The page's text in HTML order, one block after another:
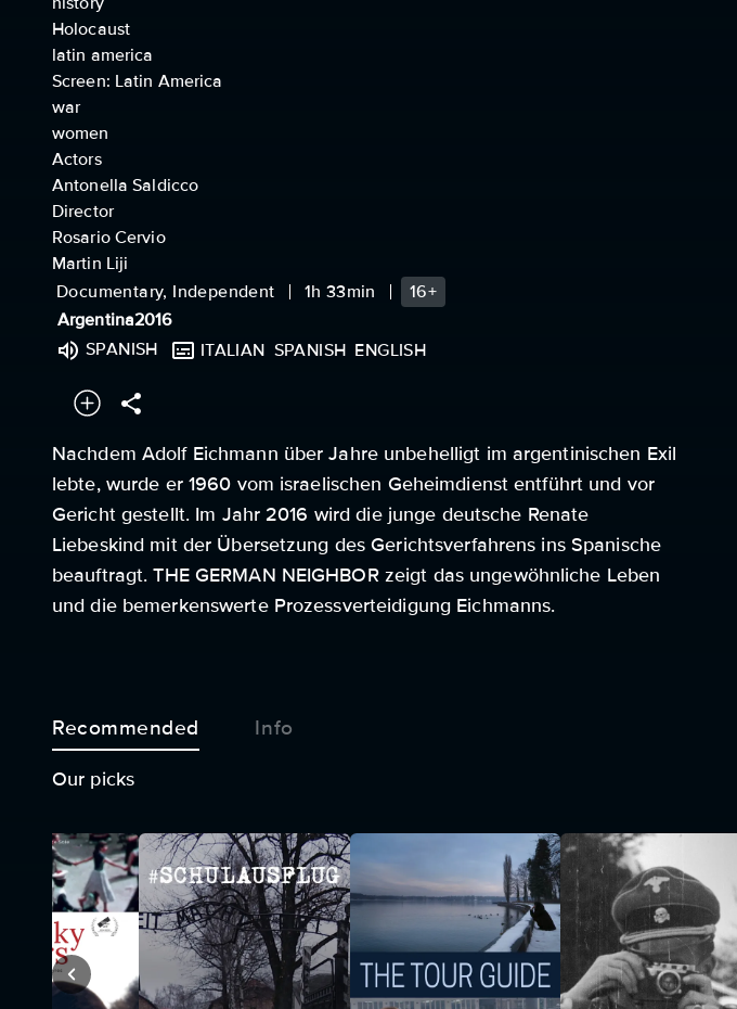
Holocaust
latin america
Screen: Latin America
war
women
Actors
Antonella Saldicco
Director
Rosario Cervio
Martin Liji
Documentary, Independent
1h 33min
16+
Argentina2016
SPANISH
ITALIAN SPANISH ENGLISH
Nachdem Adolf Eichmann über Jahre unbehelligt im argentinischen Exil
lebte, wurde er 1960 vom israelischen Geheimdienst entführt und vor
Gericht gestellt. Im Jahr 2016 wird die junge deutsche Renate
Liebeskind mit der Übersetzung des Gerichtsverfahrens ins Spanische
beauftragt. THE GERMAN NEIGHBOR zeigt das ungewöhnliche Leben
und die bemerkenswerte Prozessverteidigung Eichmanns.
Recommended Info
Our picks